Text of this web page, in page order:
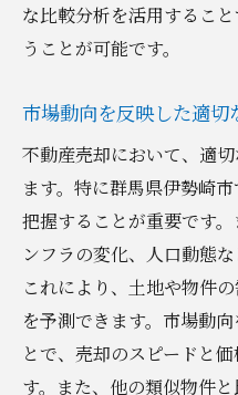
な比較分析を活用するこ
うことが可能です。
市場動向を反映した適切
不動産売却において、適
ます。特に群馬県伊勢崎
把握することが重要です
ンフラの変化、人口動態
これにより、土地や物件
を予測できます。市場動
とで、売却のスピードと
す。また、他の類似物件